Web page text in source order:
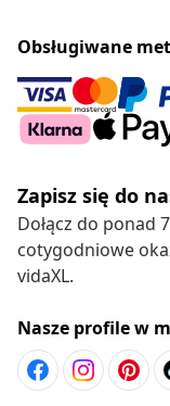
Obsługiwane
Zapisz się do
Dołącz do ponad
cotygodniowe
vidaXL.
Nasze profile w